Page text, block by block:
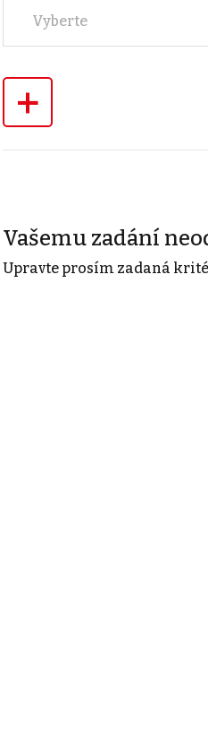
Vyberte
+
Vašemu zadání
Upravte prosím zadaná